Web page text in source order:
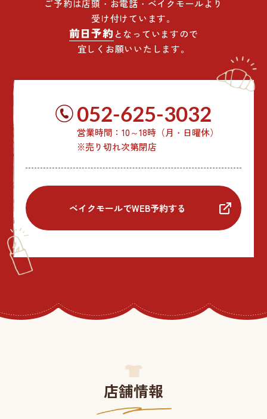
ご予約は店頭・お電話・ベイクモールより
受け付けています。
前日予約 となっていますので
宜しくお願いいたします。
052-625-3032
営業時間：10～18時（月・日曜休）
※売り切れ次第閉店
ベイクモールでWEB予約する
店舗情報